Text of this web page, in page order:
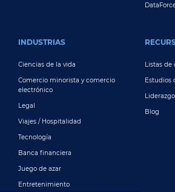
INDUSTRIAS
Ciencias de la vida
Comercio minorista y comercio
electrónico
Legal
Viajes / Hospitalidad
Tecnología
Banca financiera
Juego de azar
Entretenimiento
Listas de
Estudios
Blog